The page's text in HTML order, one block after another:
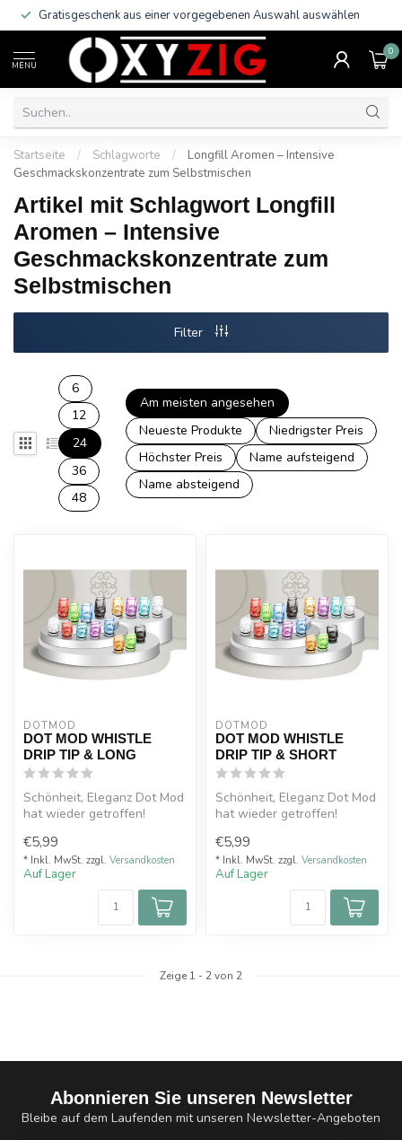
Gratisgeschenk aus einer vorgegebenen Auswahl auswählen
MENU
0
Startseite / Schlagworte /
Longfill Aromen – Intensive
Geschmackskonzentrate zum Selbstmischen
Artikel mit Schlagwort Longfill
Aromen – Intensive
Geschmackskonzentrate zum
Selbstmischen
Filter
6
12
24
36
48
Am meisten angesehen
Neueste Produkte
Niedrigster Preis
Höchster Preis
Name aufsteigend
Name absteigend
DOTMOD
DOT MOD WHISTLE
DRIP TIP & LONG
Schönheit, Eleganz Dot Mod
hat wieder getroffen!
€5,99
* Inkl. MwSt. zzgl. Versandkosten
Auf Lager
DOTMOD
DOT MOD WHISTLE
DRIP TIP & SHORT
Schönheit, Eleganz Dot Mod
hat wieder getroffen!
€5,99
* Inkl. MwSt. zzgl. Versandkosten
Auf Lager
Zeige 1 - 2von 2
Abonnieren Sie unseren Newsletter
Bleibe auf dem Laufenden mit unseren Newsletter-Angeboten